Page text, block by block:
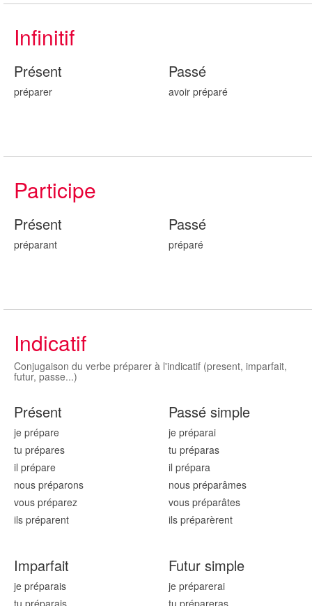
Infinitif
Présent
préparer
Passé
avoir préparé
Participe
Présent
préparant
Passé
préparé
Indicatif
Conjugaison du verbe préparer à l'indicatif (present, imparfait,
futur, passe...)
Présent
je prépare
tu prépares
il prépare
nous préparons
vous préparez
ils préparent
Passé simple
je préparai
tu préparas
il prépara
nous préparâmes
vous préparâtes
ils préparèrent
Imparfait
je préparais
tu préparais
Futur simple
je préparerai
tu prépareras